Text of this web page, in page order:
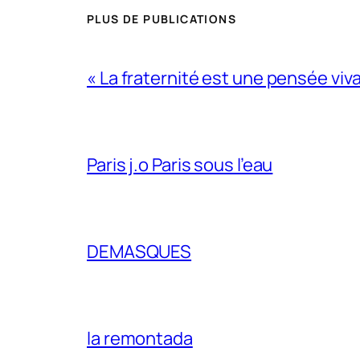
PLUS DE PUBLICATIONS
« La fraternité est une pensée
Paris j.o Paris sous l’eau
DEMASQUES
la remontada